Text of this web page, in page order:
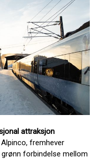
attraksjon
fremhever
grønn forbindelse mellom